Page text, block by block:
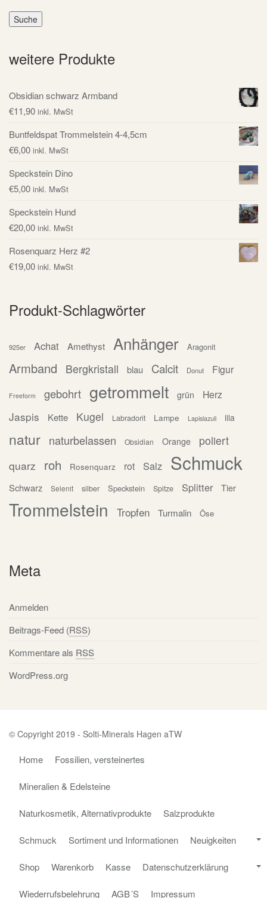
Suche
weitere Produkte
Obsidian schwarz Armband
€11,90 inkl. MwSt
Buntfeldspat Trommelstein 4-4,5cm
€6,00 inkl. MwSt
Speckstein Dino
€5,00 inkl. MwSt
Speckstein Hund
€20,00 inkl. MwSt
Rosenquarz Herz #2
€19,00 inkl. MwSt
Produkt-Schlagwörter
925er Achat Amethyst Anhänger Aragonit
Armband Bergkristall blau Calcit Donut Figur
Freeform gebohrt getrommelt grün Herz
Jaspis Kette Kugel Labradorit Lampe Lapislazuli lila
natur naturbelassen Obsidian Orange
poliert
quarz
roh Rosenquarz rot Salz Schmuck
Schwarz Selenit silber Speckstein Spitze Splitter Tier
Trommelstein Tropfen Turmalin Öse
Meta
Anmelden
Beitrags-Feed (RSS)
Kommentare als RSS
WordPress.org
© Copyright 2019 - Solti-Minerals Hagen aTW
Home Fossilien, versteinertes
Mineralien & Edelsteine
Naturkosmetik, Alternativprodukte Salzprodukte
Schmuck Sortiment und Informationen Neuigkeiten
Shop Warenkorb Kasse Datenschutzerklärung
Wiederrufsbelehrung AGB´S Impressum